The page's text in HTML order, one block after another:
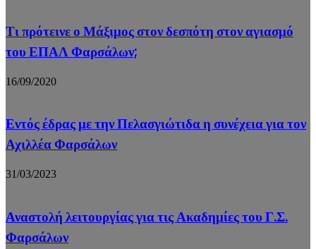
Τι πρότεινε ο Μάξιμος στον δεσπότη στον αγιασμό
του ΕΠΑΛ Φαρσάλων;
16/09/2020
Εντός έδρας με την Πελασγιώτιδα η συνέχεια για τον
Αχιλλέα Φαρσάλων
31/03/2023
Αναστολή λειτουργίας για τις Ακαδημίες του Γ.Σ.
Φαρσάλων